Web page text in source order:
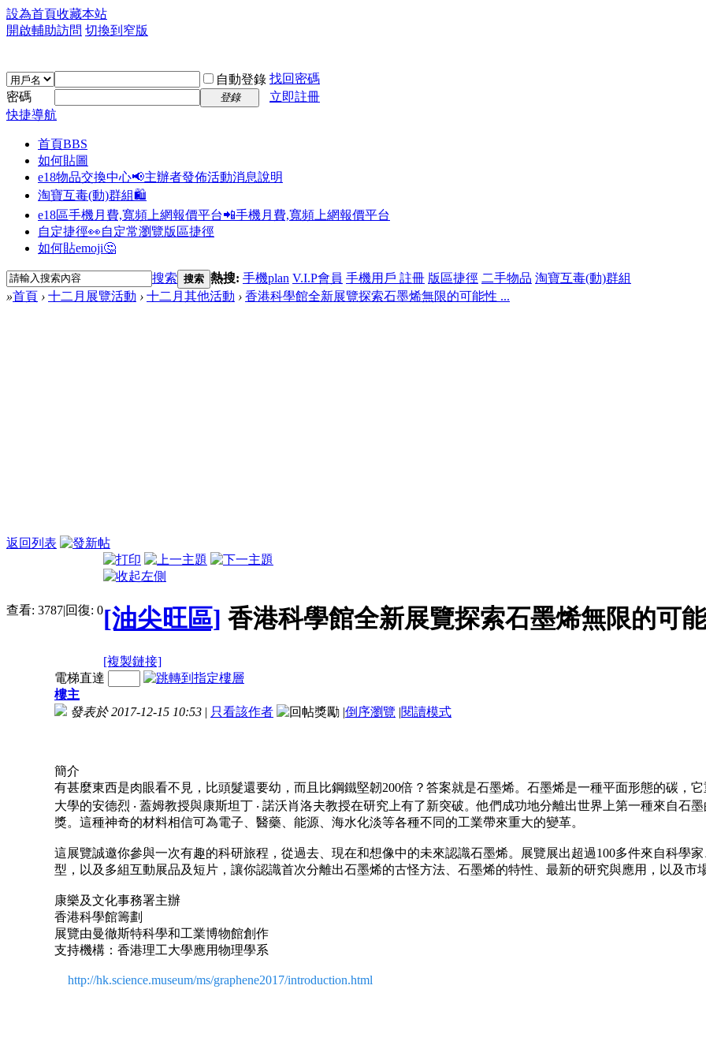
設為首頁收藏本站
開啟輔助訪問 切換到窄版
自動登錄 找回密碼
密碼
登錄
立即註冊
快捷導航
首頁BBS
如何貼圖
e18物品交換中心📢主辦者發佈活動消息說明
淘寶互毒(動)群組🛍️
e18區手機月費,寬頻上網報價平台📲手機月費,寬頻上網報價平台
自定捷徑👀自定常瀏覽版區捷徑
如何貼emoji🤔
搜索 搜索 熱搜: 手機plan V.I.P會員 手機用戶 註冊 版區捷徑 二手物品 淘寶互毒(動)群組
»首頁 › 十二月展覽活動 › 十二月其他活動 › 香港科學館全新展覽探索石墨烯無限的可能性 ...
返回列表
查看: 3787|回復: 0[油尖旺區] 香港科學館全新展覽探索石墨烯無限的可
[複製鏈接]
電梯直達
樓主
發表於 2017-12-15 10:53 | 只看該作者 |倒序瀏覽 |閱讀模式
簡介
有甚麼東西是肉眼看不見，比頭髮還要幼，而且比鋼鐵堅韌200倍？答案就是石墨烯。石墨烯是一種平面形態的碳，
大學的安德烈 ‧ 蓋姆教授與康斯坦丁 ‧ 諾沃肖洛夫教授在研究上有了新突破。他們成功地分離出世界上第一種來自石
獎。這種神奇的材料相信可為電子、醫藥、能源、海水化淡等各種不同的工業帶來重大的變革。
這展覽誠邀你參與一次有趣的科研旅程，從過去、現在和想像中的未來認識石墨烯。展覽展出超過100多件來自科學
型，以及多組互動展品及短片，讓你認識首次分離出石墨烯的古怪方法、石墨烯的特性、最新的研究與應用，以及市
康樂及文化事務署主辦
香港科學館籌劃
展覽由曼徹斯特科學和工業博物館創作
支持機構：香港理工大學應用物理學系
http://hk.science.museum/ms/graphene2017/introduction.html